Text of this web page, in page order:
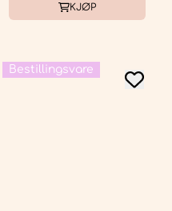
KJØP
Bestillingsvare